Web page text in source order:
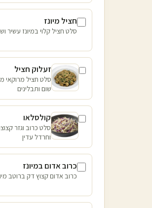
חציל מיונז
סלט חציל קלוי במיונז עשיר
זעלוק חציל
סלט חציל מרוקאי
שום ותבלינים
קולסלאו
סלט כרוב וגזר
וחרדל עדין
כרוב אדום במיונז
כרוב אדום קצוץ דק ברוטב